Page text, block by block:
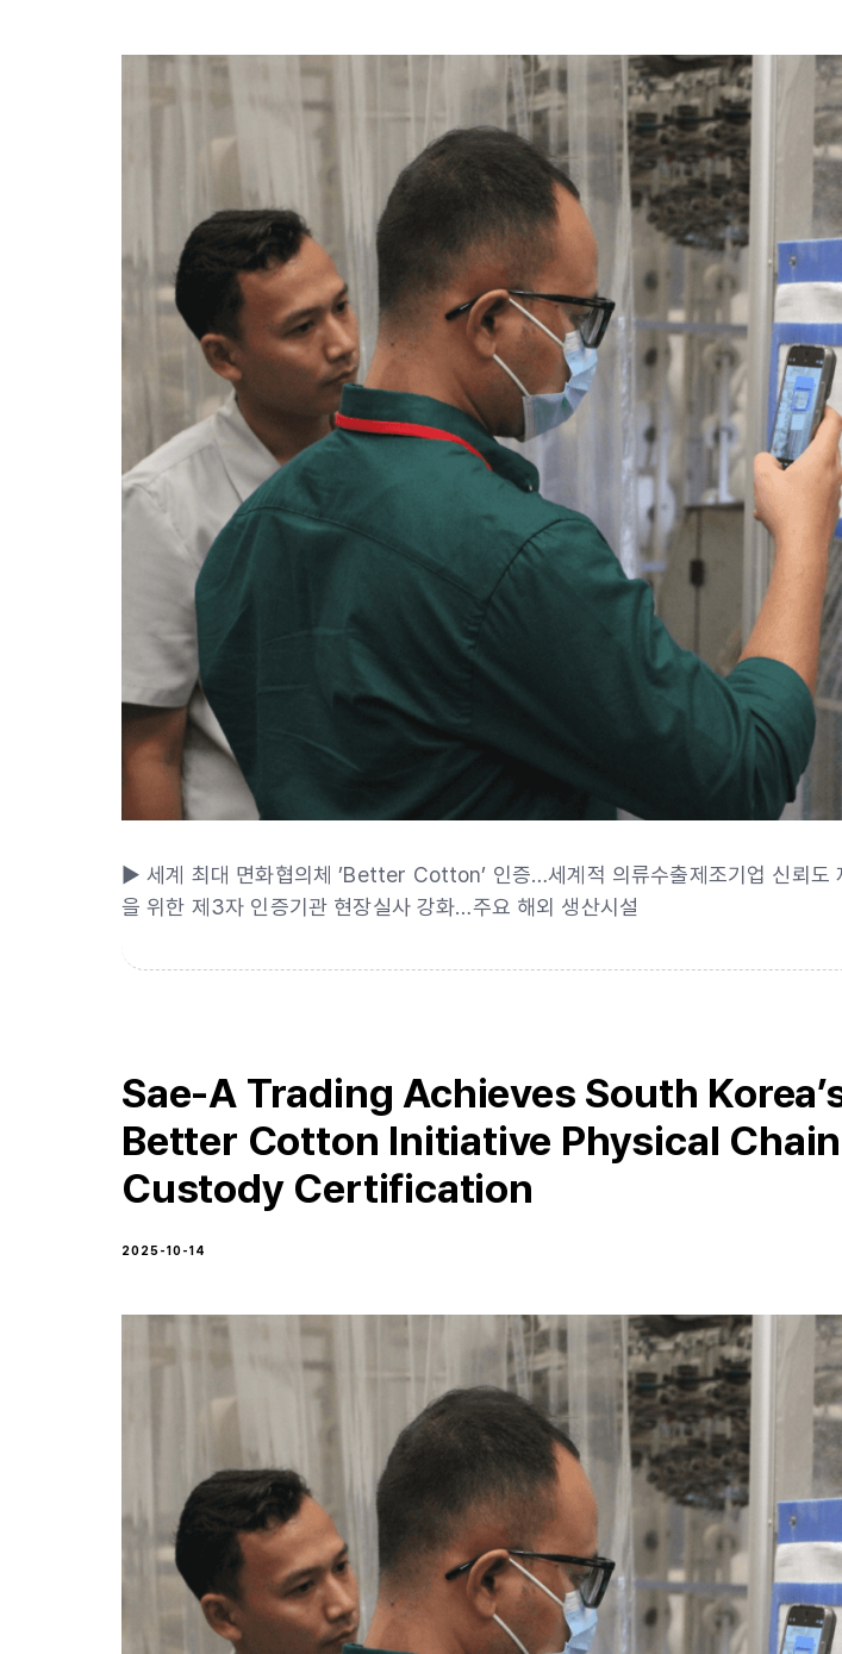
▶ 세계 최대 면화협의체 ’Better Cotton’ 인증…세계적 의류수출제조기업 신뢰도
을 위한 제3자 인증기관 현장실사 강화…주요 해외 생산시설
Sae-A Trading Achieves South
Better Cotton Initiative Physical
Custody Certification
2025-10-14